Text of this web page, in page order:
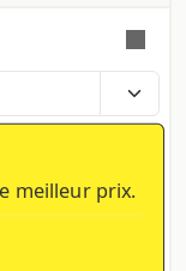
selon la
le panier
meilleur prix.